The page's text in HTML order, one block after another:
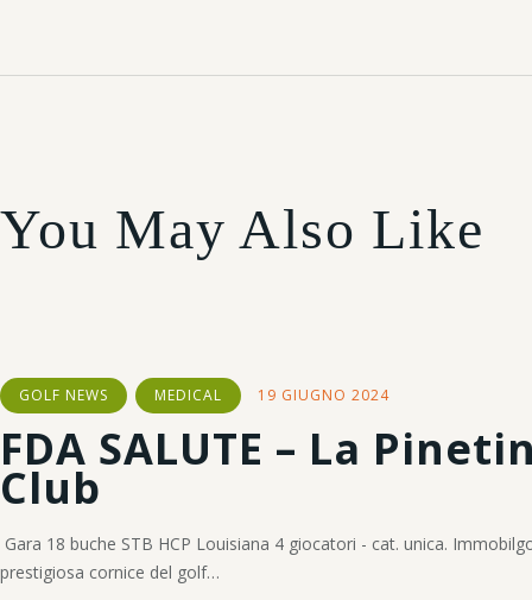
You May Also Like
GOLF NEWS MEDICAL 19 GIUGNO 2024
FDA SALUTE – La
Club
Gara 18 buche STB HCP Louisiana 4 giocatori - cat. unica.
prestigiosa cornice del golf…